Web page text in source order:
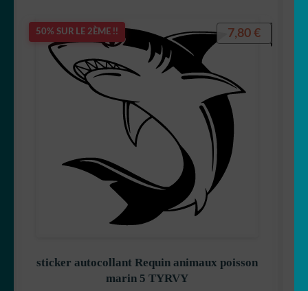
50% SUR LE 2ÈME !!
sticker autocollant Requin animaux poisson
marin 5 TYRVY
7,80 €